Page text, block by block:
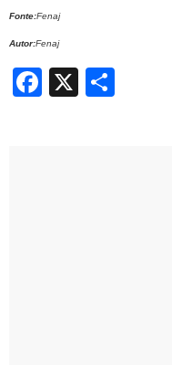
Fonte:Fenaj
Autor:Fenaj
Facebook
X